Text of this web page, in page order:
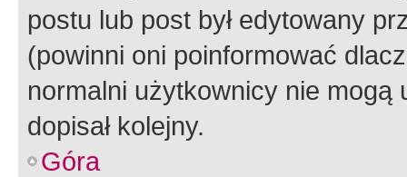
postu lub post był edytowany
(powinni oni poinformować
normalni użytkownicy nie
dopisał kolejny.
Góra